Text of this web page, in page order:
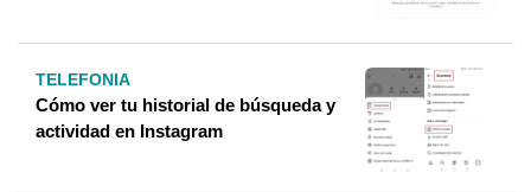
TELEFONIA
Cómo ver tu historial de búsqueda y
actividad en Instagram